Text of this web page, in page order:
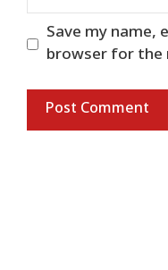
Save my name,
browser for the